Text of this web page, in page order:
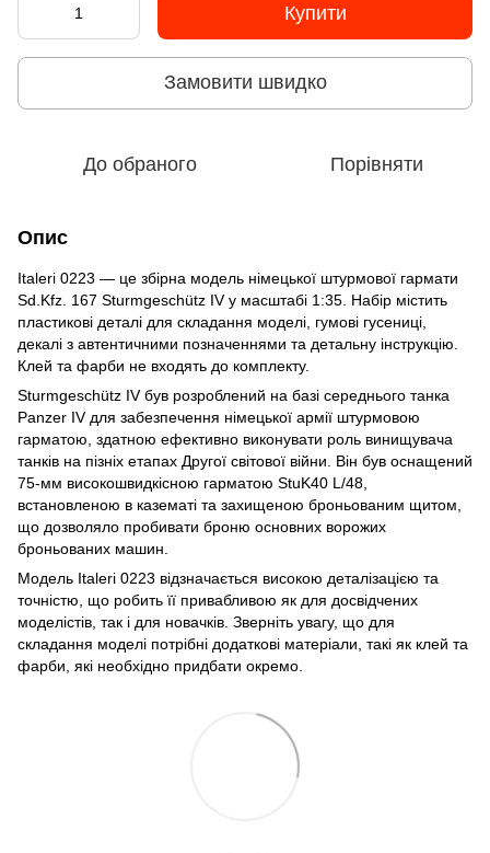
Купити
Замовити швидко
До обраного Порівняти
Опис
Italeri 0223 — це збірна модель німецької штурмової гармати
Sd.Kfz. 167 Sturmgeschütz IV у масштабі 1:35. Набір містить
пластикові деталі для складання моделі, гумові гусениці,
декалі з автентичними позначеннями та детальну інструкцію.
Клей та фарби не входять до комплекту.
Sturmgeschütz IV був розроблений на базі середнього танка
Panzer IV для забезпечення німецької армії штурмовою
гарматою, здатною ефективно виконувати роль винищувача
танків на пізніх етапах Другої світової війни. Він був оснащений
75-мм високошвидкісною гарматою StuK40 L/48,
встановленою в казематі та захищеною броньованим щитом,
що дозволяло пробивати броню основних ворожих
броньованих машин.
Модель Italeri 0223 відзначається високою деталізацією та
точністю, що робить її привабливою як для досвідчених
моделістів, так і для новачків. Зверніть увагу, що для
складання моделі потрібні додаткові матеріали, такі як клей та
фарби, які необхідно придбати окремо.